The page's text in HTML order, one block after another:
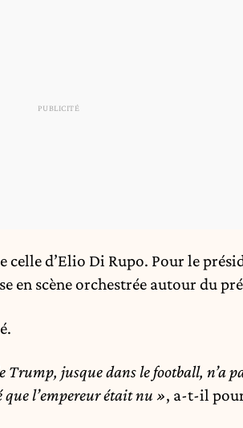
d’Elio Di Rupo. Pour le
en scène orchestrée autour du
Trump, jusque dans le football, n’a
l’empereur était nu », a-t-il